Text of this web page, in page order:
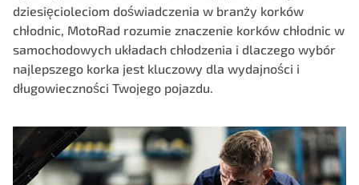
dziesięcioleciom doświadczenia w branży korków
chłodnic, MotoRad rozumie znaczenie korków chłodnic w
samochodowych układach chłodzenia i dlaczego wybór
najlepszego korka jest kluczowy dla wydajności i
długowieczności Twojego pojazdu.